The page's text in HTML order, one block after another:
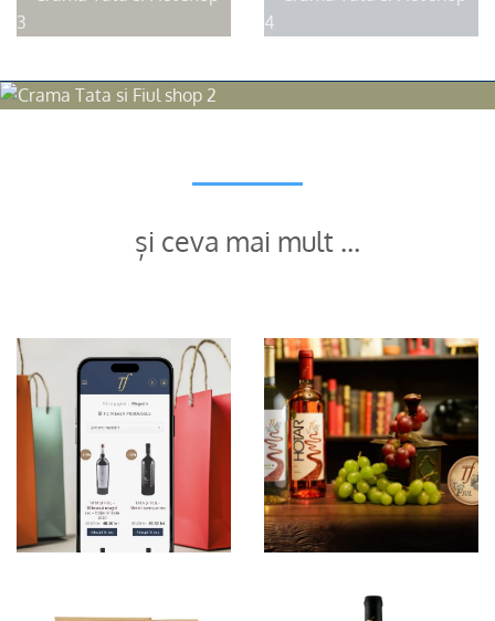
și ceva mai mult …